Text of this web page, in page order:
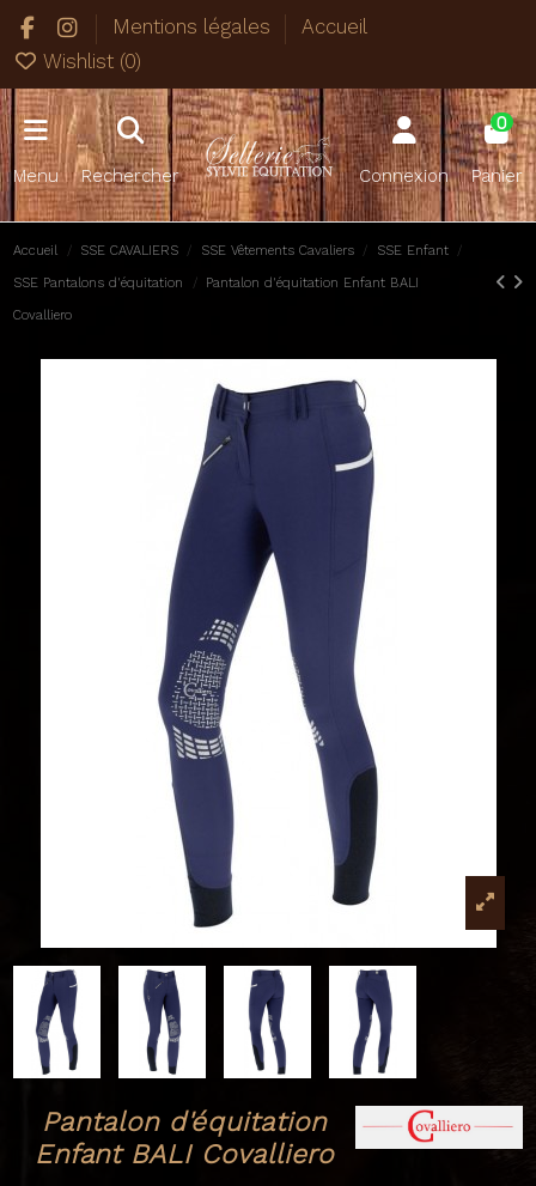
Mentions légales
Accueil
Wishlist (0)
Menu Rechercher Connexion
0
Panier
Accueil SSE CAVALIERS SSE Vêtements Cavaliers SSE Enfant
SSE Pantalons d'équitation Pantalon d'équitation Enfant BALI
Covalliero
Pantalon d'équitation
Enfant BALI Covalliero